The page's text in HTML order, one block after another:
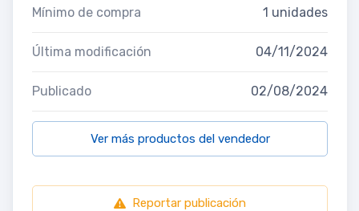
Mínimo de compra 1 unidades
Última modificación 04/11/2024
Publicado 02/08/2024
Ver más productos del vendedor
Reportar publicación